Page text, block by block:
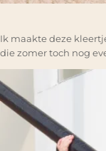
Ik maakte deze
die zomer toch nog